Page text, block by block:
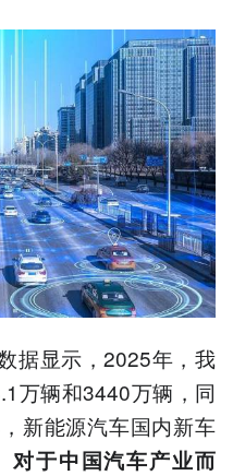
据显示，2025年，我
万辆和3440万辆，同
新能源汽车国内新车
对于中国汽车产业而